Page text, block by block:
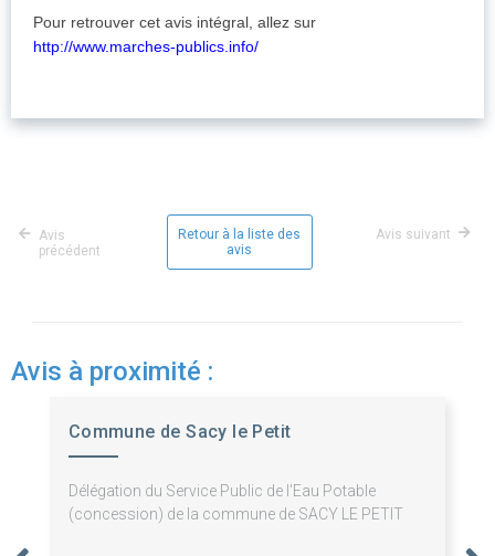
Pour retrouver cet avis intégral, allez sur
http://www.marches-publics.info/
Avis
précédent
Retour à la liste des
avis
Avis suivant
Avis à proximité :
Commune de Sacy le Petit
Délégation du Service Public de l'Eau Potable
(concession) de la commune de SACY LE PETIT